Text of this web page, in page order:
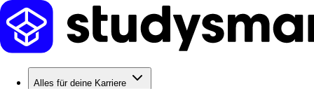
Alles für deine Karriere